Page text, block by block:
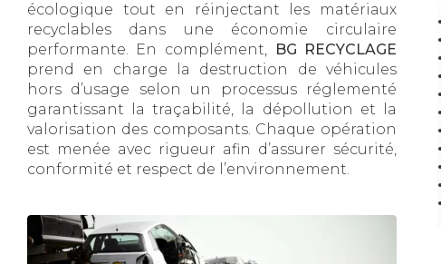
écologique tout en réinjectant les matériaux
recyclables dans une économie circulaire
performante. En complément,
BG RECYCLAGE
prend en charge la destruction de véhicules
hors d’usage selon un processus réglementé
garantissant la traçabilité, la dépollution et la
valorisation des composants. Chaque opération
est menée avec rigueur afin d’assurer sécurité,
conformité et respect de l’environnement.